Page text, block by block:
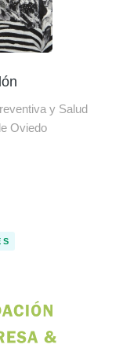
y Salud
Oviedo